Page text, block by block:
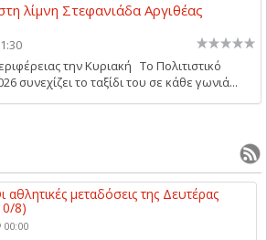
λίμνη Στεφανιάδα Αργιθέας
την Κυριακή Το Πολιτιστικό
συνεχίζει το ταξίδι του σε κάθε γωνιά...
αθλητικές μεταδόσεις της Δευτέρας
8)
00:00